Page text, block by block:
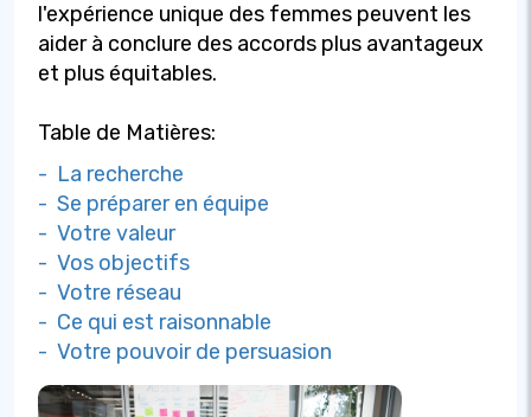
l'expérience unique des femmes peuvent les
aider à conclure des accords plus avantageux
et plus équitables.
Table de Matières:
- La recherche
- Se préparer en équipe
- Votre valeur
- Vos objectifs
- Votre réseau
- Ce qui est raisonnable
- Votre pouvoir de persuasion